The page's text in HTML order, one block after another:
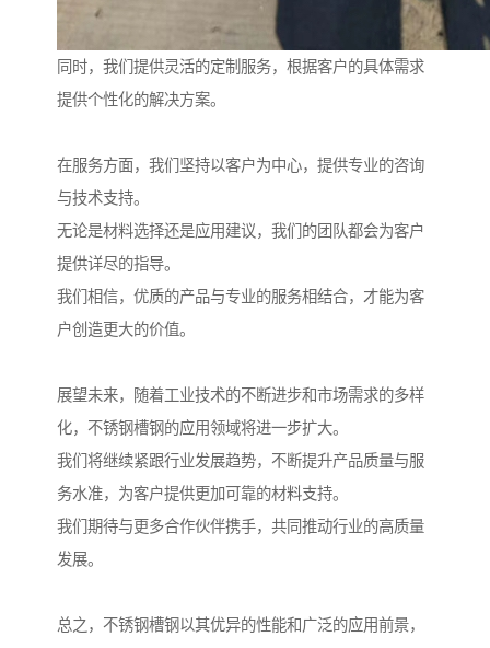
同时，我们提供灵活的定制服务，根据客户的具体需求
提供个性化的解决方案。
在服务方面，我们坚持以客户为中心，提供专业的咨询
与技术支持。
无论是材料选择还是应用建议，我们的团队都会为客户
提供详尽的指导。
我们相信，优质的产品与专业的服务相结合，才能为客
户创造更大的价值。
展望未来，随着工业技术的不断进步和市场需求的多样
化，不锈钢槽钢的应用领域将进一步扩大。
我们将继续紧跟行业发展趋势，不断提升产品质量与服
务水准，为客户提供更加可靠的材料支持。
我们期待与更多合作伙伴携手，共同推动行业的高质量
发展。
总之，不锈钢槽钢以其优异的性能和广泛的应用前景，